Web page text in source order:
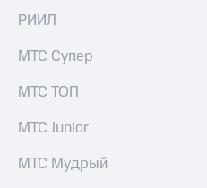
РИИЛ
МТС Супер
МТС ТОП
МТС Junior
МТС Мудрый